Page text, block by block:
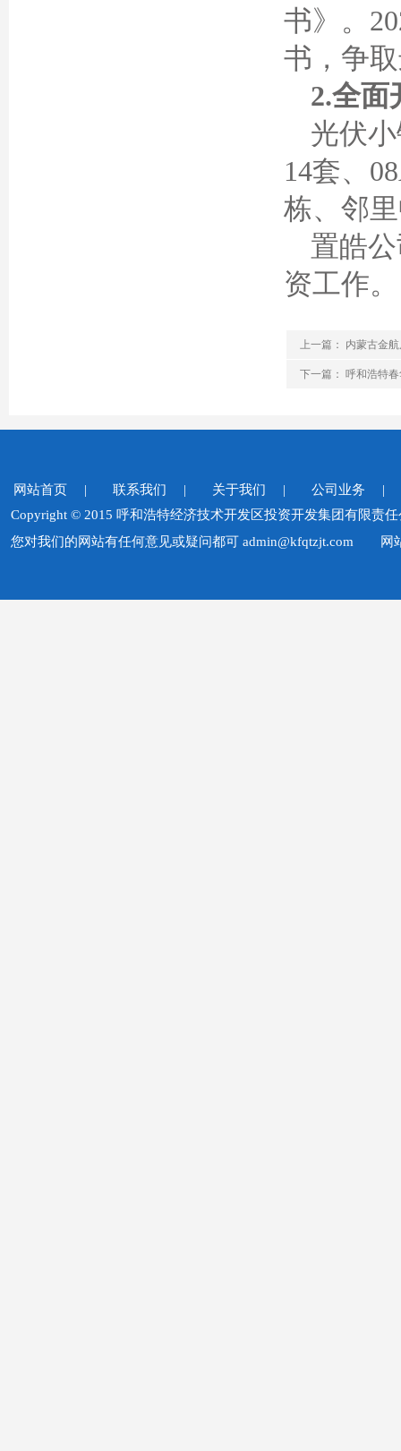
书》。
书，争
2.全面
光伏
14套、
栋、邻
置皓
资工作。
上一篇： 内蒙古金
下一篇： 呼和浩特
网站首页 | 联系我们 | 关于我们 |
公司业务 |
Copyright © 2015 呼和浩特经济技术开发区投资开发集团有
您对我们的网站有任何意见或疑问都可 admin@kfqtzjt.com
网